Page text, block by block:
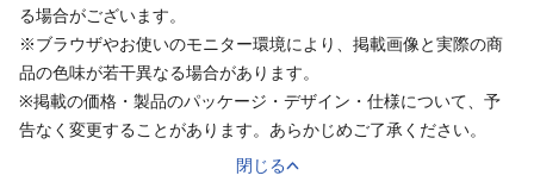
る場合がございます。
※ブラウザやお使いのモニター環境により、掲載画像と実際の商
品の色味が若干異なる場合があります。
※掲載の価格・製品のパッケージ・デザイン・仕様について、予
告なく変更することがあります。あらかじめご了承ください。
閉じる